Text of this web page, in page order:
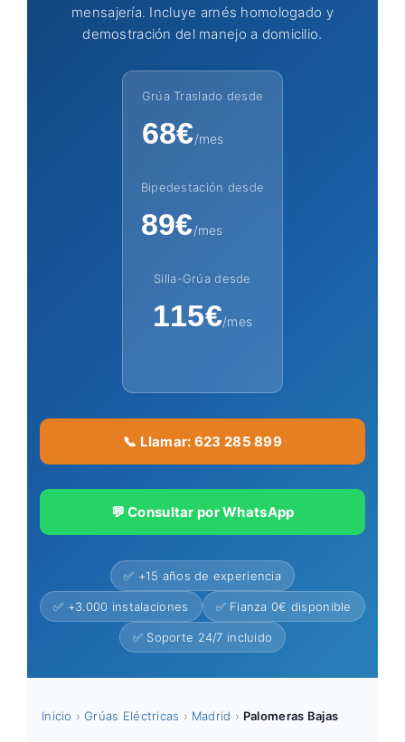
mensajería. Incluye arnés homologado y
demostración del manejo a domicilio.
Grúa Traslado desde
68€/mes
Bipedestación desde
89€/mes
Silla-Grúa desde
115€/mes
📞 Llamar: 623 285 899
💬 Consultar por WhatsApp
✅ +15 años de experiencia
✅ +3.000 instalaciones ✅ Fianza 0€ disponible
✅ Soporte 24/7 incluido
Inicio › Grúas Eléctricas › Madrid › Palomeras Bajas